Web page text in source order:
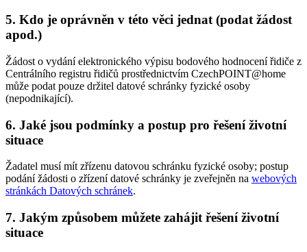
5. Kdo je oprávněn v této věci jednat (podat žádost
apod.)
Žádost o vydání elektronického výpisu bodového hodnocení řidiče z
Centrálního registru řidičů prostřednictvím CzechPOINT@home
může podat pouze držitel datové schránky fyzické osoby
(nepodnikající).
6. Jaké jsou podmínky a postup pro řešení životní
situace
Žadatel musí mít zřízenu datovou schránku fyzické osoby; postup
podání žádosti o zřízení datové schránky je zveřejněn na webových
stránkách Datových schránek.
7. Jakým způsobem můžete zahájit řešení životní
situace